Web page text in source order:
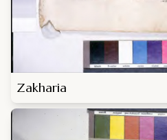
Zakharia